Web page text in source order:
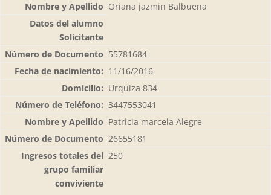
Oriana jazmin Balbuena
55781684
11/16/2016
Urquiza 834
3447553041
Patricia marcela Alegre
26655181
250